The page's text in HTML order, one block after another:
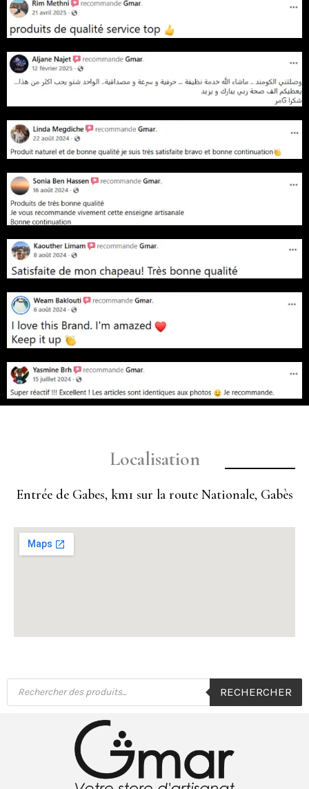
Localisation
Entrée de Gabes, km1 sur la route Nationale, Gabès
Recherche
de
produits
RECHERCHER